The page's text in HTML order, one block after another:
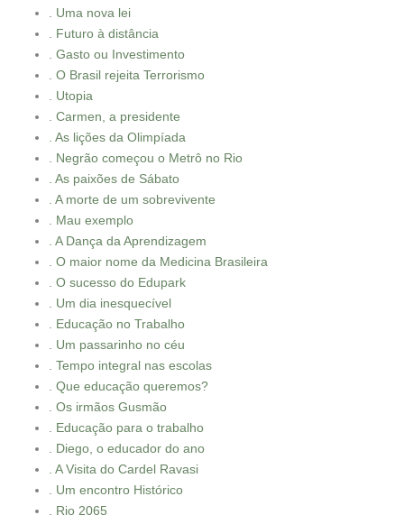
. Uma nova lei
. Futuro à distância
. Gasto ou Investimento
. O Brasil rejeita Terrorismo
. Utopia
. Carmen, a presidente
. As lições da Olimpíada
. Negrão começou o Metrô no Rio
. As paixões de Sábato
. A morte de um sobrevivente
. Mau exemplo
. A Dança da Aprendizagem
. O maior nome da Medicina Brasileira
. O sucesso do Edupark
. Um dia inesquecível
. Educação no Trabalho
. Um passarinho no céu
. Tempo integral nas escolas
. Que educação queremos?
. Os irmãos Gusmão
. Educação para o trabalho
. Diego, o educador do ano
. A Visita do Cardel Ravasi
. Um encontro Histórico
. Rio 2065